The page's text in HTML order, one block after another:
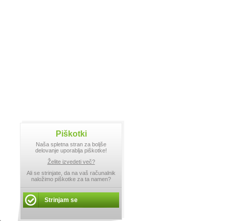
Piškotki
Naša spletna stran za boljše
delovanje uporablja piškotke!
Želite izvedeti več?
Ali se strinjate, da na vaš računalnik
naložimo piškotke za ta namen?
Strinjam se